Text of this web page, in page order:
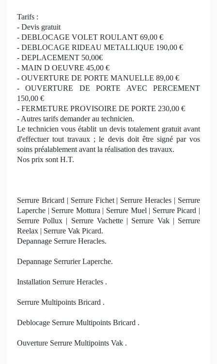
Tarifs :
- Devis gratuit
- DEBLOCAGE VOLET ROULANT 69,00 €
- DEBLOCAGE RIDEAU METALLIQUE 190,00 €
- DEPLACEMENT 50,00€
- MAIN D OEUVRE 45,00 €
- OUVERTURE DE PORTE MANUELLE 89,00 €
- OUVERTURE DE PORTE AVEC PERCEMENT
150,00 €
- FERMETURE PROVISOIRE DE PORTE 230,00 €
- Autres tarifs demander au technicien.
Le technicien vous établit un devis totalement gratuit avant
d'effectuer tout travaux ; le devis doit être signé par vos
soins préalablement avant la réalisation des travaux.
Nos prix sont H.T.
Serrure Bricard | Serrure Fichet | Serrure Heracles | Serrure
Laperche | Serrure Mottura | Serrure Muel | Serrure Picard |
Serrure Pollux | Serrure Vachette | Serrure Vak | Serrure
Reelax | Serrure Vak Picard.
Depannage Serrure Heracles.
Depannage Serrurier Laperche.
Installation Serrure Heracles .
Serrure Multipoints Bricard .
Deblocage Serrure Multipoints Bricard .
Ouverture Serrure Multipoints Vak .